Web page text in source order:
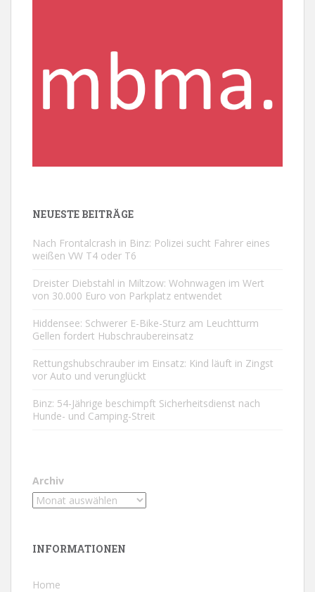
NEUESTE BEITRÄGE
Nach Frontalcrash in Binz: Polizei sucht Fahrer eines
weißen VW T4 oder T6
Dreister Diebstahl in Miltzow: Wohnwagen im Wert
von 30.000 Euro von Parkplatz entwendet
Hiddensee: Schwerer E-Bike-Sturz am Leuchtturm
Gellen fordert Hubschraubereinsatz
Rettungshubschrauber im Einsatz: Kind läuft in Zingst
vor Auto und verunglückt
Binz: 54-Jährige beschimpft Sicherheitsdienst nach
Hunde- und Camping-Streit
Archiv
INFORMATIONEN
Home